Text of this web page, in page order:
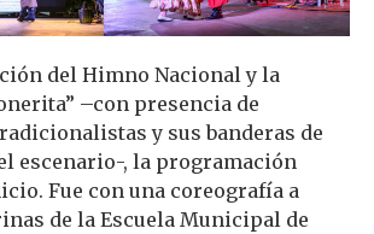
del Himno Nacional y la
–con presencia de
y sus banderas de
escenario-, la programación
Fue con una coreografía a
de la Escuela Municipal de